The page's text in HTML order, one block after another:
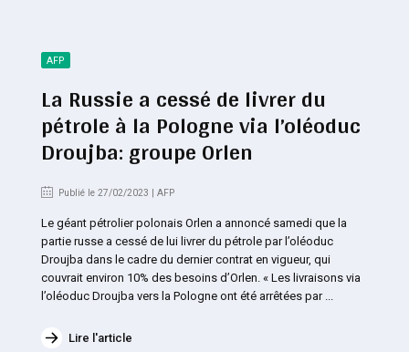
AFP
La Russie a cessé de livrer du
pétrole à la Pologne via l’oléoduc
Droujba: groupe Orlen
Publié le 27/02/2023 | AFP
Le géant pétrolier polonais Orlen a annoncé samedi que la
partie russe a cessé de lui livrer du pétrole par l’oléoduc
Droujba dans le cadre du dernier contrat en vigueur, qui
couvrait environ 10% des besoins d’Orlen. « Les livraisons via
l’oléoduc Droujba vers la Pologne ont été arrêtées par ...
Lire l'article